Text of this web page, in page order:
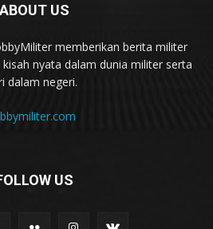
ABOUT US
memberikan berita militer
nyata dalam dunia militer serta
dalam negeri.
US